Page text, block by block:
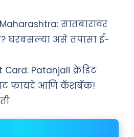
सातबारावर
घरबसल्या असे तपासा ई-
Patanjali क्रेडिट
फायदे आणि कॅशबॅक!